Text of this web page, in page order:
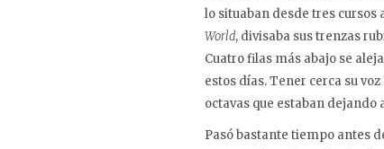
lo situaban desde tres cursos
World, divisaba sus trenzas
Cuatro filas más abajo se
estos días. Tener cerca su
octavas que estaban dejando
Pasó bastante tiempo antes